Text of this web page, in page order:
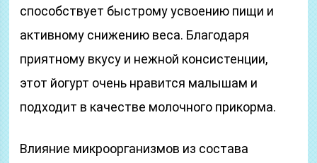
способствует быстрому усвоению пищи и
активному снижению веса. Благодаря
приятному вкусу и нежной консистенции,
этот йогурт очень нравится малышам и
подходит в качестве молочного прикорма.
Влияние микроорганизмов из состава